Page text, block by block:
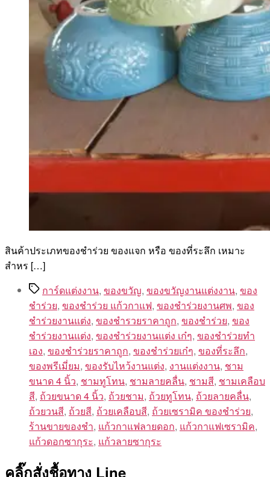
สินค้าประเภทของชำร่วย ของแจก หรือ ของที่ระลึก เหมาะ
สำหร […]
Tagsการ์ดแต่งงาน, ของขวัญ, ของขวัญงานแต่งงาน, ของ
ชำร่วย, ของชำร่วย แก้วกาแฟ, ของชำร่วยงานศพ, ของ
ชำร่วยงานแต่ง, ของชำรวยราคาถูก, ของชําร่วย, ของ
ชําร่วยงานแต่ง, ของชําร่วยงานแต่ง เก๋ๆ, ของชําร่วยทํา
เอง, ของชําร่วยราคาถูก, ของชําร่วยเก๋ๆ, ของที่ระลึก,
ของพรีเมี่ยม, ของรับไหว้งานแต่ง, งานแต่งงาน, ชาม
ขนาด 4 นิ้ว, ชามทูโทน, ชามลายคลื่น, ชามสี, ชามเคลือบ
สี, ถ้วยขนาด 4 นิ้ว, ถ้วยชาม, ถ้วยทูโทน, ถ้วยลายคลื่น,
ถ้วยวนสี, ถ้วยสี, ถ้วยเคลือบสี, ถ้วยเซรามิค ของชำร่วย,
ร้านขายของชํา, แก้วกาแฟลายดอก, แก้วกาแฟเซรามิค,
แก้วดอกซากุระ, แก้วลายซากุระ
คลิ๊กสั่งชื้อทาง Line